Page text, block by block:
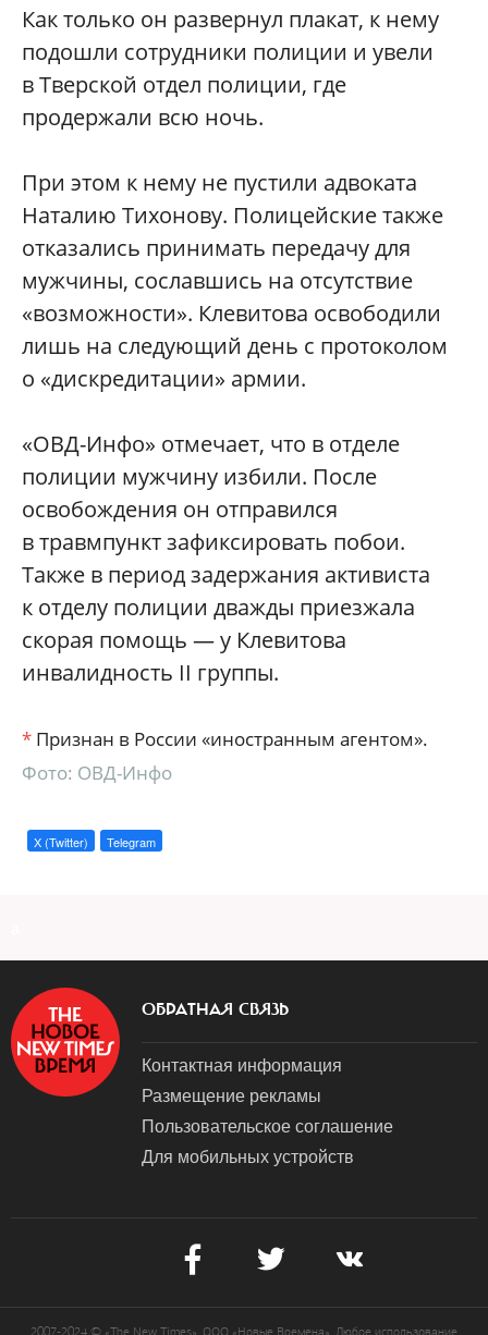
Как только он развернул плакат, к нему
подошли сотрудники полиции и увели
в Тверской отдел полиции, где
продержали всю ночь.
При этом к нему не пустили адвоката
Наталию Тихонову. Полицейские также
отказались принимать передачу для
мужчины, сославшись на отсутствие
«возможности». Клевитова освободили
лишь на следующий день с протоколом
о «дискредитации» армии.
«ОВД-Инфо» отмечает, что в отделе
полиции мужчину избили. После
освобождения он отправился
в травмпункт зафиксировать побои.
Также в период задержания активиста
к отделу полиции дважды приезжала
скорая помощь — у Клевитова
инвалидность II группы.
* Признан в России «иностранным агентом».
Фото: ОВД-Инфо
X (Twitter) Telegram
ОБРАТНАЯ СВЯЗЬ
Контактная информация
Размещение рекламы
Пользовательское соглашение
Для мобильных устройств
2007-2024 © «The New Times». ООО «Новые Времена». Любое использование